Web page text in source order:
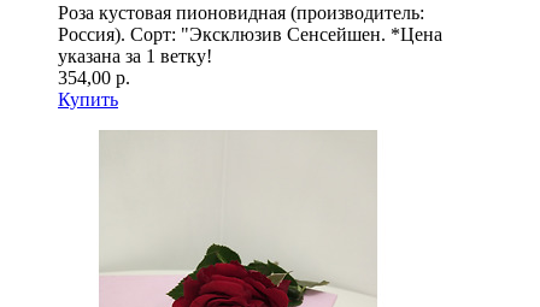
Роза кустовая пионовидная (производитель:
Россия). Сорт: "Эксклюзив Сенсейшен. *Цена
указана за 1 ветку!
354,00 р.
Купить